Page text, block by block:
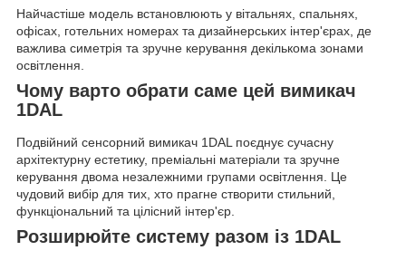
Найчастіше модель встановлюють у вітальнях, спальнях,
офісах, готельних номерах та дизайнерських інтер'єрах, де
важлива симетрія та зручне керування декількома зонами
освітлення.
Чому варто обрати саме цей вимикач
1DAL
Подвійний сенсорний вимикач 1DAL поєднує сучасну
архітектурну естетику, преміальні матеріали та зручне
керування двома незалежними групами освітлення. Це
чудовий вибір для тих, хто прагне створити стильний,
функціональний та цілісний інтер'єр.
Розширюйте систему разом із 1DAL